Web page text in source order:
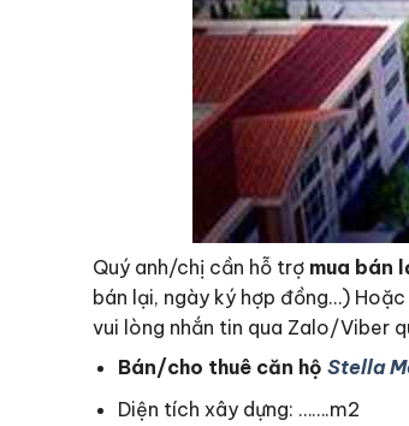
Quý anh/chị cần hỗ trợ mua bán
bán lại, ngày ký hợp đồng…)
vui lòng nhắn tin qua Zalo/Viber
Bán/cho thuê căn hộ Stella
Diện tích xây dựng: …….m2